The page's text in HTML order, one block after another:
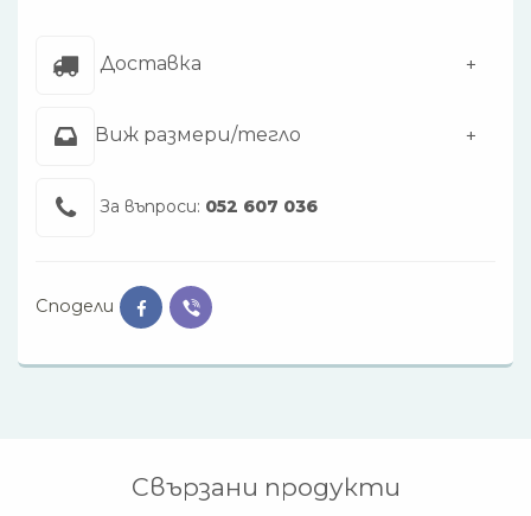
Доставка
Виж размери/тегло
За въпроси: 052 607 036
Сподели
Свързани продукти